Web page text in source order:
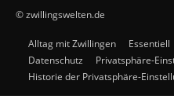
© zwillingswelten.de
Alltag mit Zwillingen Essentiell
Datenschutz
Privatsphäre-
Historie der Privatsphäre-